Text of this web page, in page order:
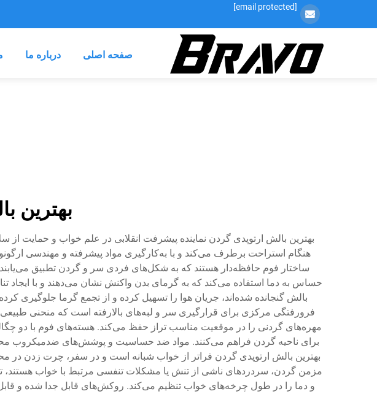
[email protected]
صفحه اصلی درباره ما
بهترین
بهترین بالش ارتوپدی گردن نماینده پیشرفت انقلابی در علم خواب و حمایت
هنگام استراحت برطرف می‌کند و با به‌کارگیری مواد پیشرفته و مهندسی
ساختار فوم حافظه‌دار هستند که به شکل‌های فردی سر و گردن تطبیق
حساس به دما استفاده می‌کند که به گرمای بدن واکنش نشان می‌دهند و با
بالش گنجانده شده‌اند، جریان هوا را تسهیل کرده و از تجمع گرما جلوگیری
فرورفتگی مرکزی برای قرارگیری سر و لبه‌های بالارفته است که منحنی
مهره‌های گردنی را در موقعیت مناسب تراز حفظ می‌کند. هسته‌های فوم با دو
برای ناحیه گردن فراهم می‌کنند. مواد ضد حساسیت و پوشش‌های ضدمیکروب
بهترین بالش ارتوپدی گردن فراتر از خواب شبانه است و در سفر، چرت زدن در
مزمن گردن، سردردهای ناشی از تنش یا مشکلات تنفسی مرتبط با خواب هستند،
و دما را در طول چرخه‌های خواب تنظیم می‌کند. روکش‌های قابل جدا شده و